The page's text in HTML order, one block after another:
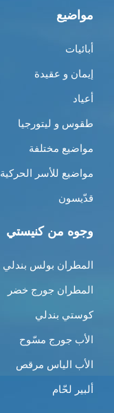
مواضيع
أبائيات
إيمان و عقيدة
أعياد
طقوس و ليتورجيا
مواضيع مختلفة
مواضيع للأسر الحركية
قدّيسون
وجوه من كنيستي
المطران بولس بندلي
المطران جورج خضر
كوستي بندلي
الأب جورج مسّوح
الأب الياس مرقص
ألبير لحّام